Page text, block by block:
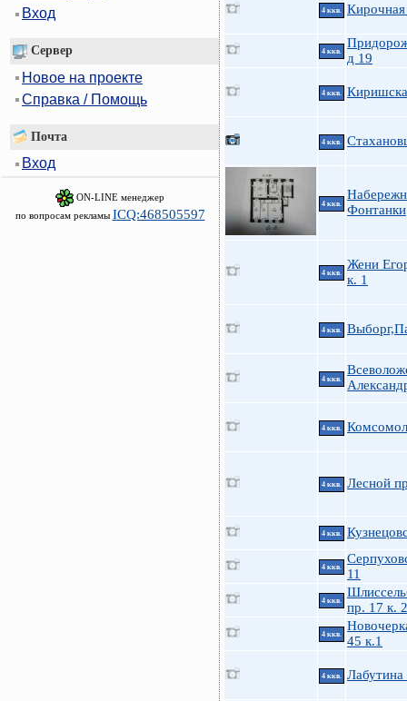
Вход
Сервер
Новое на проекте
Справка / Помощь
Почта
Вход
ON-LINE менеджер
по вопросам рекламы ICQ:468505597
4 ккв. Кирочная
4 ккв.
д 19
4 ккв.
4 ккв.
4 ккв.
Фонтанки
4 ккв.
Жени
к. 1
4 ккв.
4 ккв.
4 ккв.
4 ккв. Лесной
4 ккв.
4 ккв.
11
4 ккв.
пр. 17 к. 2
4 ккв.
45 к.1
4 ккв. Лабутина